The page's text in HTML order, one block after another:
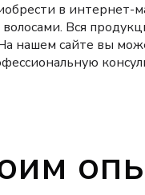
в интернет-
Вся
нашем сайте вы